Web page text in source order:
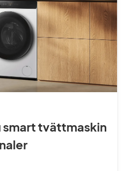
smart tvättmaskin